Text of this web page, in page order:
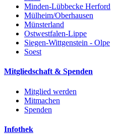
Minden-Lübbecke Herford
Mülheim/Oberhausen
Münsterland
Ostwestfalen-Lippe
Siegen-Wittgenstein - Olpe
Soest
Mitgliedschaft & Spenden
Mitglied werden
Mitmachen
Spenden
Infothek